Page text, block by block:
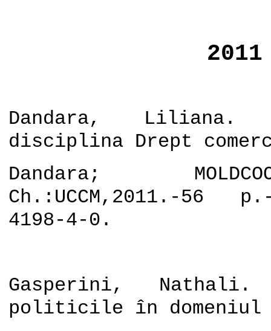
2011
Dandara, Liliana.
disciplina Drept
Dandara;
Ch.:UCCM,2011.-56
4198-4-0.
Gasperini,
politicile în domeniul